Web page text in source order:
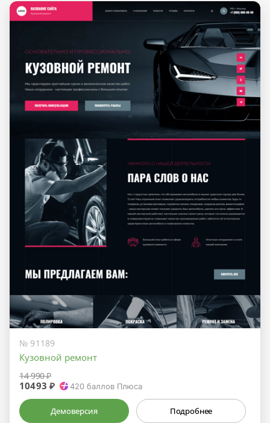
№ 91189
Кузовной ремонт
14 990 ₽
10493 ₽ 420 баллов Плюса
Демоверсия Подробнее